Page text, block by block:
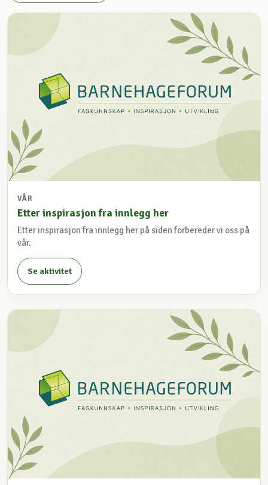
VÅR
Etter inspirasjon fra innlegg her
Etter inspirasjon fra innlegg her på siden forbereder vi oss på
vår.
Se aktivitet